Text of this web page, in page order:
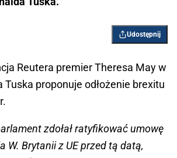
Udostępnij
Reutera premier Theresa May w
Tuska proponuje odłożenie brexitu
zdołał ratyfikować umowę
W. Brytanii z UE przed tą datą,